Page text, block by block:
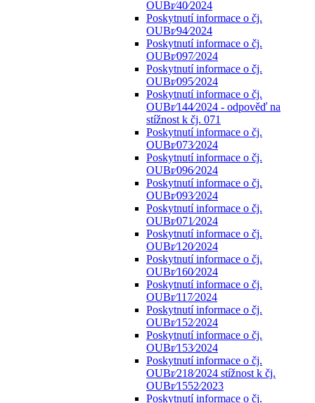
OUBr⁄40⁄2024
Poskytnutí informace o čj.
OUBr⁄94⁄2024
Poskytnutí informace o čj.
OUBr⁄097⁄2024
Poskytnutí informace o čj.
OUBr⁄095⁄2024
Poskytnutí informace o čj.
OUBr⁄144⁄2024 - odpověď na
stížnost k čj. 071
Poskytnutí informace o čj.
OUBr⁄073⁄2024
Poskytnutí informace o čj.
OUBr⁄096⁄2024
Poskytnutí informace o čj.
OUBr⁄093⁄2024
Poskytnutí informace o čj.
OUBr⁄071⁄2024
Poskytnutí informace o čj.
OUBr⁄120⁄2024
Poskytnutí informace o čj.
OUBr⁄160⁄2024
Poskytnutí informace o čj.
OUBr⁄117⁄2024
Poskytnutí informace o čj.
OUBr⁄152⁄2024
Poskytnutí informace o čj.
OUBr⁄153⁄2024
Poskytnutí informace o čj.
OUBr⁄218⁄2024 stížnost k čj.
OUBr⁄1552⁄2023
Poskytnutí informace o čj.